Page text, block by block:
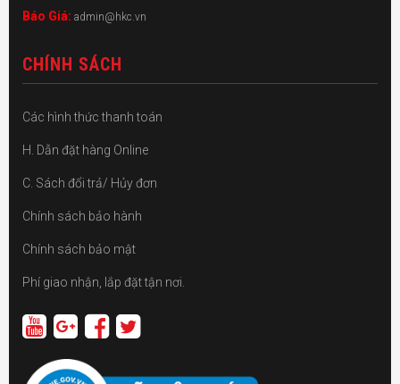
Báo Giá: admin@hkc.vn
CHÍNH SÁCH
Các hình thức thanh toán
H. Dẫn đặt hàng Online
C. Sách đổi trả/ Hủy đơn
Chính sách bảo hành
Chính sách bảo mật
Phí giao nhận, lắp đặt tận nơi.